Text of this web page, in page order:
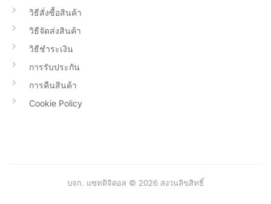
วิธีสั่งซื้อสินค้า
วิธีจัดส่งสินค้า
วิธีชำระเงิน
การรับประกัน
การคืนสินค้า
Cookie Policy
บจก. แซทดิจิตอล © 2026 สงวนลิขสิทธิ์